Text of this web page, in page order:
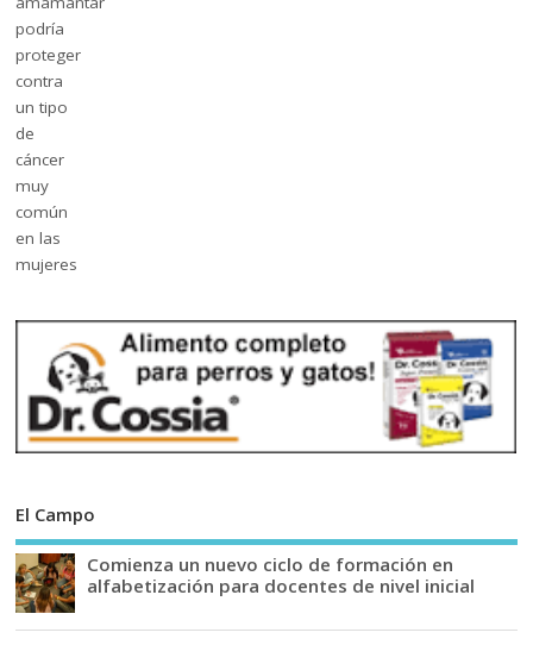
El Campo
Comienza un nuevo ciclo de formación en
alfabetización para docentes de nivel inicial